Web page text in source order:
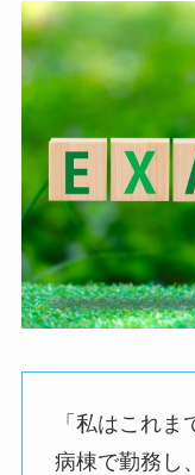
「私はこれ
病棟で勤務し